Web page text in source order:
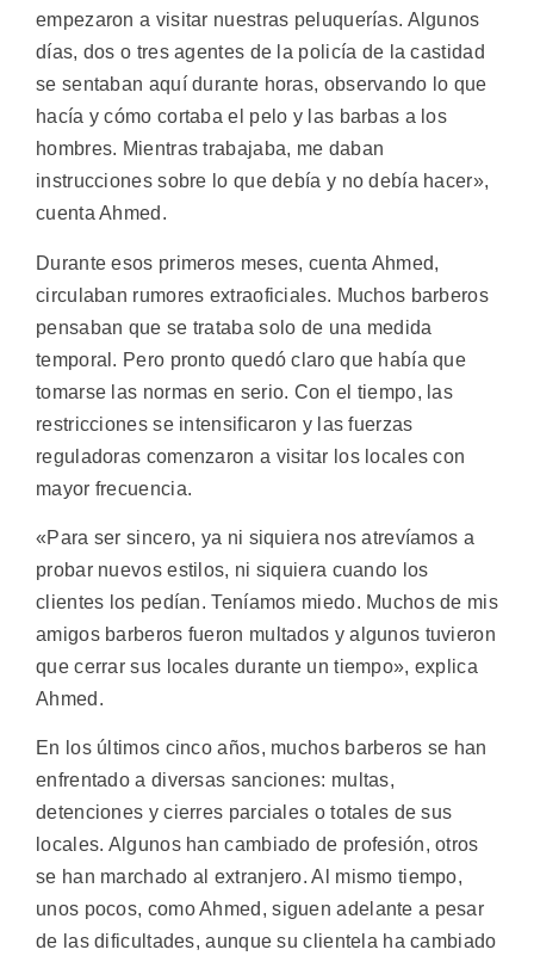
empezaron a visitar nuestras peluquerías. Algunos
días, dos o tres agentes de la policía de la castidad
se sentaban aquí durante horas, observando lo que
hacía y cómo cortaba el pelo y las barbas a los
hombres. Mientras trabajaba, me daban
instrucciones sobre lo que debía y no debía hacer»,
cuenta Ahmed.
Durante esos primeros meses, cuenta Ahmed,
circulaban rumores extraoficiales. Muchos barberos
pensaban que se trataba solo de una medida
temporal. Pero pronto quedó claro que había que
tomarse las normas en serio. Con el tiempo, las
restricciones se intensificaron y las fuerzas
reguladoras comenzaron a visitar los locales con
mayor frecuencia.
«Para ser sincero, ya ni siquiera nos atrevíamos a
probar nuevos estilos, ni siquiera cuando los
clientes los pedían. Teníamos miedo. Muchos de mis
amigos barberos fueron multados y algunos tuvieron
que cerrar sus locales durante un tiempo», explica
Ahmed.
En los últimos cinco años, muchos barberos se han
enfrentado a diversas sanciones: multas,
detenciones y cierres parciales o totales de sus
locales. Algunos han cambiado de profesión, otros
se han marchado al extranjero. Al mismo tiempo,
unos pocos, como Ahmed, siguen adelante a pesar
de las dificultades, aunque su clientela ha cambiado